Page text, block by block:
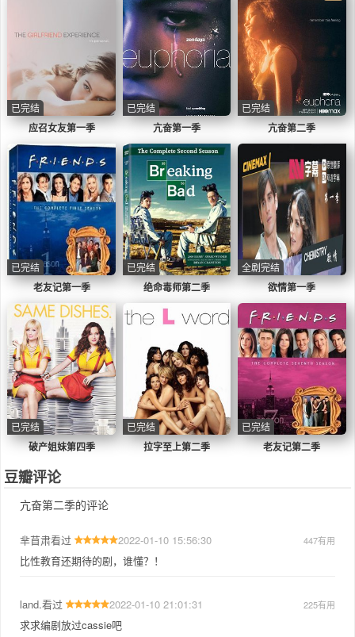
应召女友第一季
已完结
亢奋第一季
已完结
亢奋第二季
已完结
老友记第一季
已完结
绝命毒师第二季
已完结
欲情第一季
全剧完结
破产姐妹第四季
已完结
拉字至上第二季
已完结
老友记第二季
已完结
豆瓣评论
亢奋第二季的评论
447有用
芈苜肃看过
2022-01-10 15:56:30
比性教育还期待的剧，谁懂？！
225有用
land.看过
2022-01-10 21:01:31
求求编剧放过cassie吧